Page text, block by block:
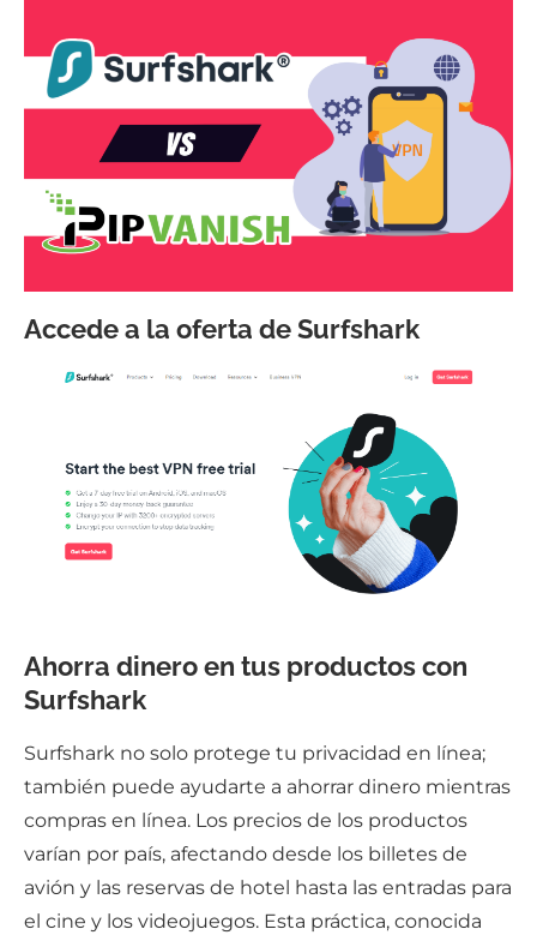
Accede a la oferta de Surfshark
Ahorra dinero en tus productos con
Surfshark
Surfshark no solo protege tu privacidad en línea;
también puede ayudarte a ahorrar dinero mientras
compras en línea. Los precios de los productos
varían por país, afectando desde los billetes de
avión y las reservas de hotel hasta las entradas para
el cine y los videojuegos. Esta práctica, conocida